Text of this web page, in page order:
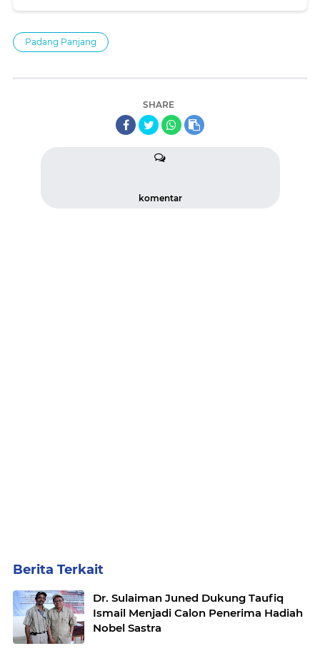
Padang Panjang
SHARE
komentar
Berita Terkait
Dr. Sulaiman Juned Dukung Taufiq
Ismail Menjadi Calon Penerima Hadiah
Nobel Sastra